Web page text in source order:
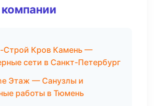
Строй Кров Камень —
сети в Санкт-Петербург
Этаж — Санузлы и
работы в Тюмень